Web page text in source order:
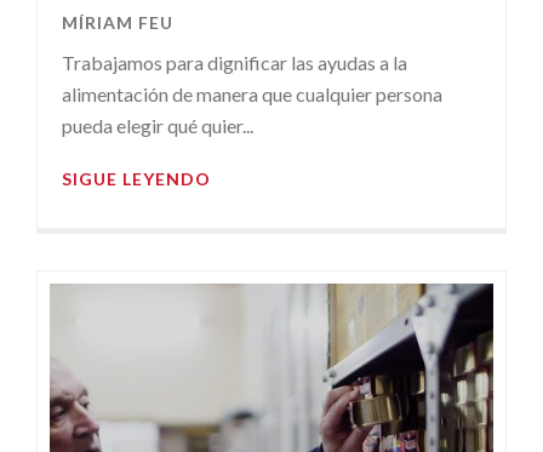
MÍRIAM FEU
Trabajamos para dignificar las ayudas a la
alimentación de manera que cualquier persona
pueda elegir qué quier...
SIGUE LEYENDO